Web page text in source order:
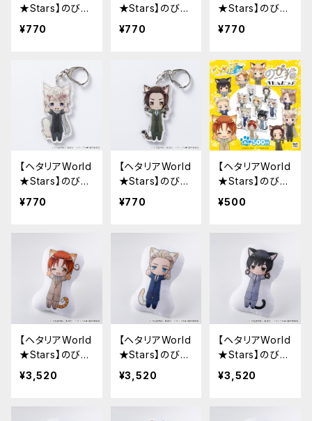
★Stars】のび猫
アクリルキーホ
¥770
★Stars】のび猫
アクリルキーホ
¥770
★Stars】のび猫
アクリルキーホ
¥770
【ヘタリアWorld
★Stars】のび猫
アクリルキーホ
¥770
【ヘタリアWorld
★Stars】のび猫
アクリルキーホ
¥770
【ヘタリアWorld
★Stars】のび猫
すたんだっぷ
¥500
【ヘタリアWorld
★Stars】のび猫
クッション（イタ
リア）
¥3,520
【ヘタリアWorld
★Stars】のび猫
クッション（ドイ
ツ）
¥3,520
【ヘタリアWorld
★Stars】のび猫
クッション（日
本）
¥3,520